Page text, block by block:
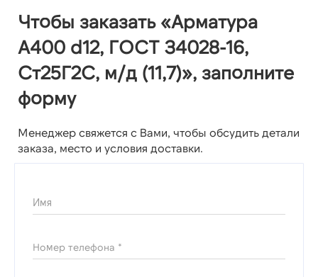
Чтобы заказать «Арматура
А400 d12, ГОСТ 34028-16,
Ст25Г2С, м/д (11,7)», заполните
форму
Менеджер свяжется с Вами, чтобы обсудить детали
заказа, место и условия доставки.
Имя
Номер телефона *